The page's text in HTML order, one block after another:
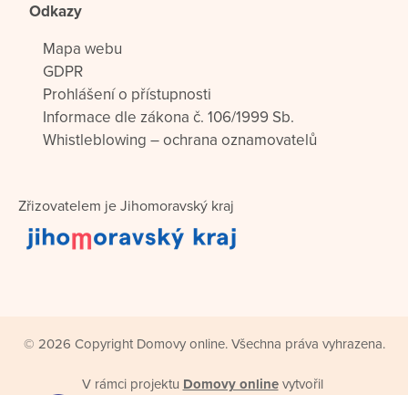
Odkazy
Mapa webu
GDPR
Prohlášení o přístupnosti
Informace dle zákona č. 106/1999 Sb.
Whistleblowing – ochrana oznamovatelů
Zřizovatelem je Jihomoravský kraj
© 2026 Copyright Domovy online. Všechna práva vyhrazena.
V rámci projektu Domovy onlinevytvořil